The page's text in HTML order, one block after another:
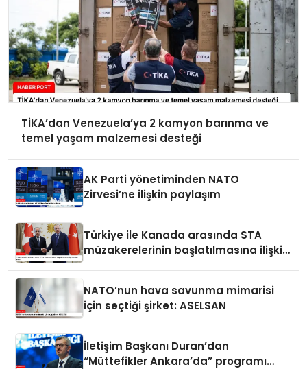
TİKA’dan Venezuela’ya 2 kamyon barınma ve
temel yaşam malzemesi desteği
AK Parti yönetiminden NATO
Zirvesi’ne ilişkin paylaşım
Türkiye ile Kanada arasında STA
müzakerelerinin başlatılmasına ilişkin
NATO’nun hava savunma mimarisi
için seçtiği şirket: ASELSAN
İletişim Başkanı Duran’dan
“Müttefikler Ankara’da” programı